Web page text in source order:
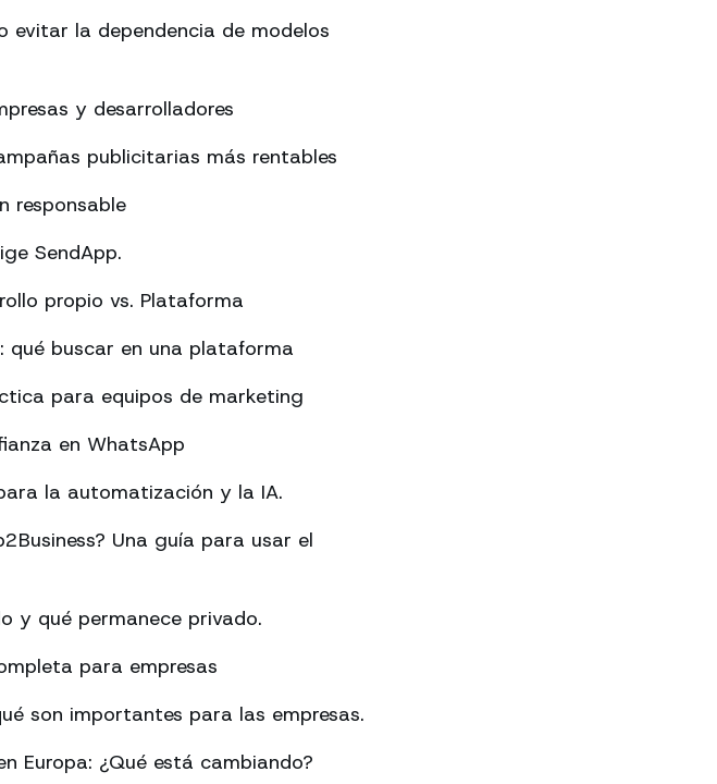
evitar la dependencia de modelos
y desarrolladores
publicitarias más rentables
responsable
SendApp.
propio vs. Plataforma
buscar en una plataforma
para equipos de marketing
en WhatsApp
la automatización y la IA.
Una guía para usar el
y qué permanece privado.
para empresas
son importantes para las empresas.
Europa: ¿Qué está cambiando?